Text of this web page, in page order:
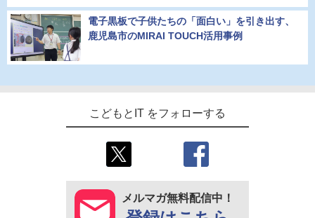
電子黒板で子供たちの「面白い」を引き出す、
鹿児島市のMIRAI TOUCH活用事例
こどもとIT をフォローする
メルマガ無料配信中！